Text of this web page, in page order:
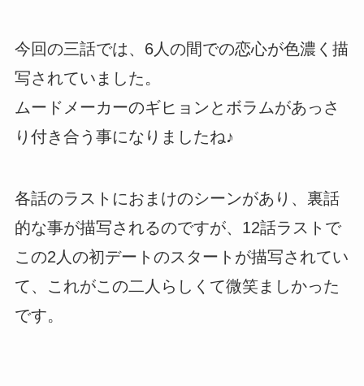
今回の三話では、6人の間での恋心が色濃く描
写されていました。
ムードメーカーのギヒョンとボラムがあっさ
り付き合う事になりましたね♪
各話のラストにおまけのシーンがあり、裏話
的な事が描写されるのですが、12話ラストで
この2人の初デートのスタートが描写されてい
て、これがこの二人らしくて微笑ましかった
です。